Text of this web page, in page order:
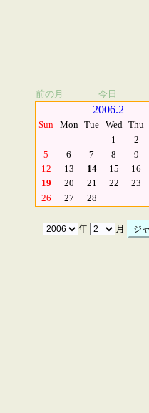
前の月 今日
2006.2
Sun Mon Tue Wed Thu
1
2
5
6 7 8 9
12
13 14 15 16
19
20 21 22 23
26
27 28
年 月